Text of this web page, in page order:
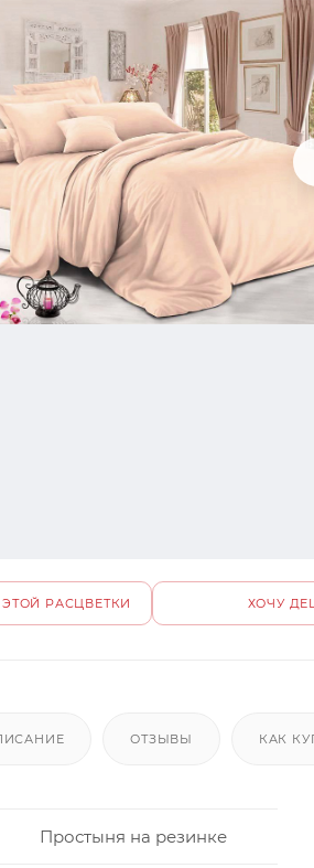
РАСЦВЕТКИ ХОЧУ
ОТЗЫВЫ КАК
Простыня на резинке